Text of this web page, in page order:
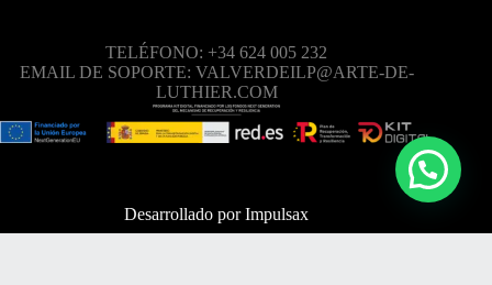
TELÉFONO: +34 624 005 232
EMAIL DE SOPORTE: VALVERDEILP@ARTE-DE-
LUTHIER.COM
Desarrollado porImpulsax